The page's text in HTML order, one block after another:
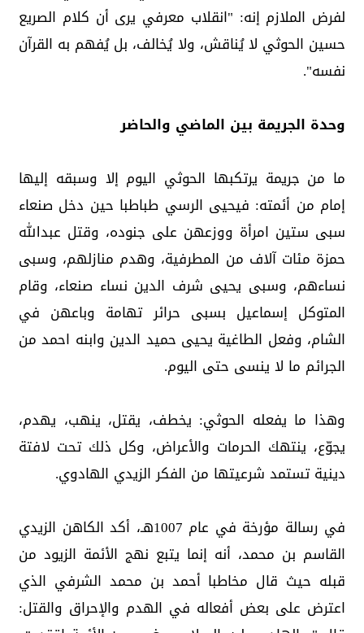
لفرض الملازم إنه: "انقلاب معرفي يرى أن كلام الصريع
حسين الحوثي لا يُناقش، ولا يُخالف، بل يُفهم به القرآن
نفسه".
وحدة الجريمة بين الماضي والحاضر
ما من جريمة يرتكبها الحوثي اليوم إلا وسبقه إليها
إمام من أئمته: فيحيى الرسي طباطبا حين دخل صنعاء
سبى ستين امرأة ووزعهن على جنوده، وقتل عبدالله
حمزة مئات آلاف من المطرفية، وهدم منازلهم، وسبى
نساءهم، وسبى يحيى شرف الدين نساء صنعاء، وقام
المتوكل إسماعيل بسبى حرائر تهامة وباعهن في
الشام، وفعل الطاغية يحيى حميد الدين وابنه احمد من
الجرائم ما لا ينسى حتى اليوم.
وهذا ما يفعله الحوثي: يخطف، يقتل، ينهب، يهدم،
يجوّع، ينتهك الحرمات والأعراض، وكل ذلك تحت لافتة
دينية تستمد شرعيتها من الفكر الزيدي الهادوي.
في رسالة مؤرخة في عام 1007هـ، أكد الكاهن الزيدي
القاسم بن محمد، أنه إنما يتبع نهج الأئمة الزيود من
قبله حيث قال مخاطبا أحمد بن محمد الشرفي الذي
اعترض على بعض أفعاله في الهدم والإحراق والقتل: